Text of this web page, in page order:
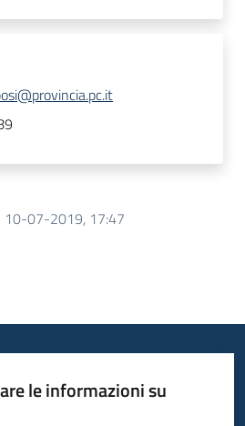
10-07-2019, 17:47
le informazioni su